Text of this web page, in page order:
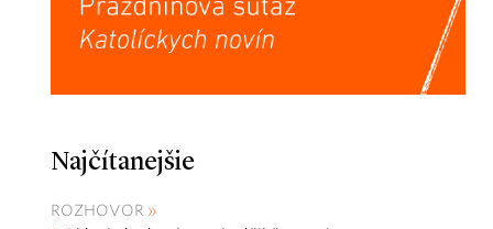
Najčítanejšie
ROZHOVOR